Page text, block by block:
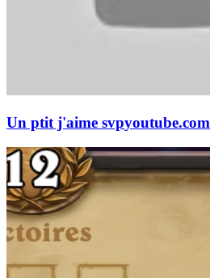
Un ptit j'aime svpyoutube.com